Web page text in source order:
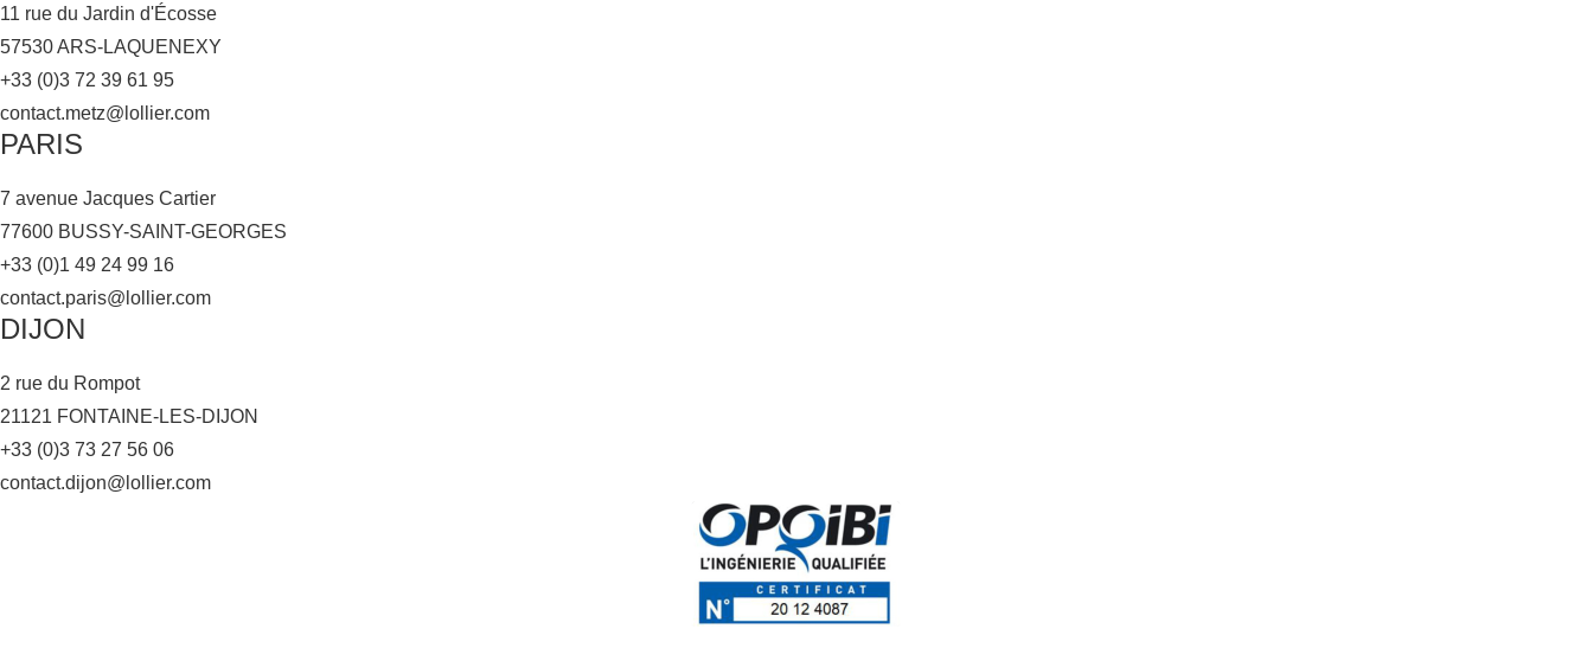
11 rue du Jardin d'Écosse
57530 ARS-LAQUENEXY
+33 (0)3 72 39 61 95
contact.metz@lollier.com
PARIS
7 avenue Jacques Cartier
77600 BUSSY-SAINT-GEORGES
+33 (0)1 49 24 99 16
contact.paris@lollier.com
DIJON
2 rue du Rompot
21121 FONTAINE-LES-DIJON
+33 (0)3 73 27 56 06
contact.dijon@lollier.com